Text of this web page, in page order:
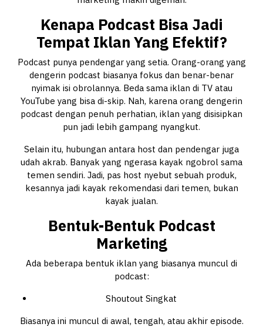
Kenapa Podcast Bisa Jadi
Tempat Iklan Yang Efektif?
Podcast punya pendengar yang setia. Orang-orang yang
dengerin podcast biasanya fokus dan benar-benar
nyimak isi obrolannya. Beda sama iklan di TV atau
YouTube yang bisa di-skip. Nah, karena orang dengerin
podcast dengan penuh perhatian, iklan yang disisipkan
pun jadi lebih gampang nyangkut.
Selain itu, hubungan antara host dan pendengar juga
udah akrab. Banyak yang ngerasa kayak ngobrol sama
temen sendiri. Jadi, pas host nyebut sebuah produk,
kesannya jadi kayak rekomendasi dari temen, bukan
kayak jualan.
Bentuk-Bentuk Podcast
Marketing
Ada beberapa bentuk iklan yang biasanya muncul di
podcast:
Shoutout Singkat
Biasanya ini muncul di awal, tengah, atau akhir episode.